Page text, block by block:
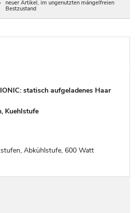
neuer Artikel, im ungenutzten mängelfreien
Bestzustand
statisch aufgeladenes Haar
Kuehlstufe
Abkühlstufe, 600 Watt